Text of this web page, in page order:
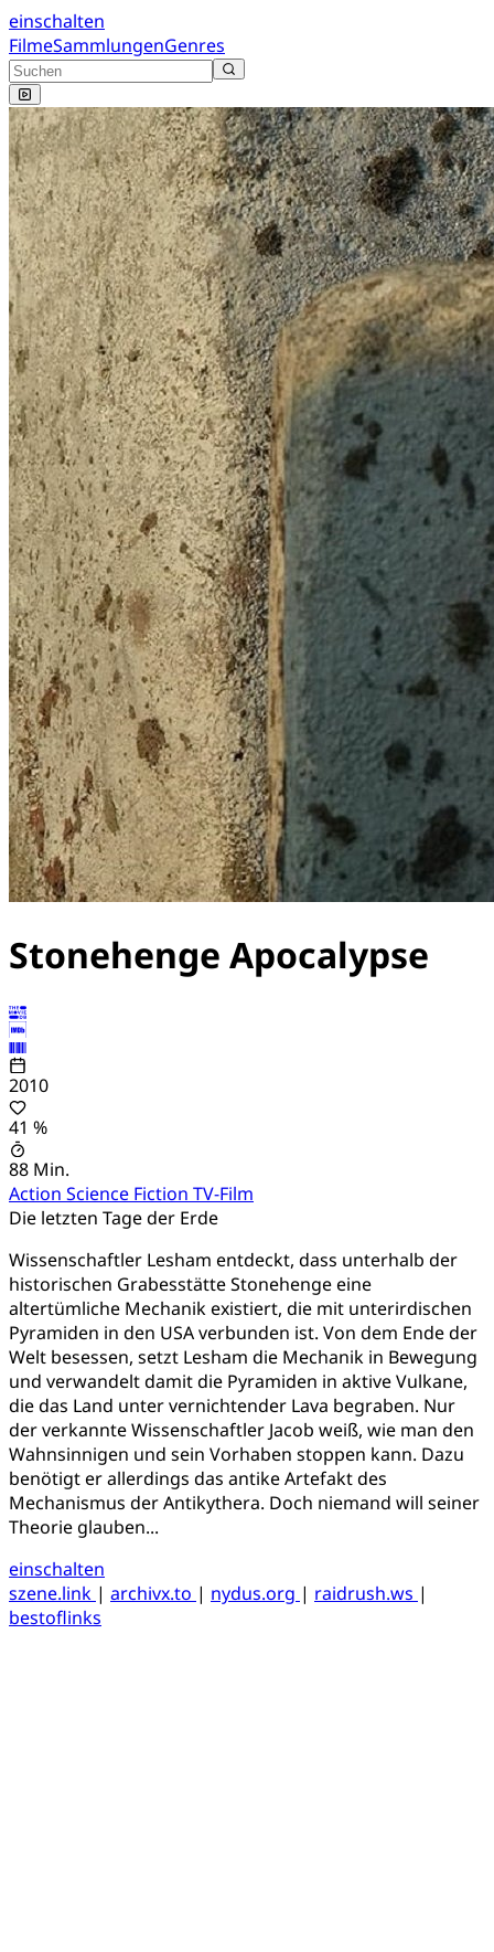
einschalten
FilmeSammlungenGenres
Stonehenge Apocalypse
2010
41 %
88 Min.
Action Science Fiction TV-Film
Die letzten Tage der Erde
Wissenschaftler Lesham entdeckt, dass unterhalb der
historischen Grabesstätte Stonehenge eine
altertümliche Mechanik existiert, die mit unterirdischen
Pyramiden in den USA verbunden ist. Von dem Ende der
Welt besessen, setzt Lesham die Mechanik in Bewegung
und verwandelt damit die Pyramiden in aktive Vulkane,
die das Land unter vernichtender Lava begraben. Nur
der verkannte Wissenschaftler Jacob weiß, wie man den
Wahnsinnigen und sein Vorhaben stoppen kann. Dazu
benötigt er allerdings das antike Artefakt des
Mechanismus der Antikythera. Doch niemand will seiner
Theorie glauben...
einschalten
szene.link | archivx.to | nydus.org | raidrush.ws |
bestoflinks